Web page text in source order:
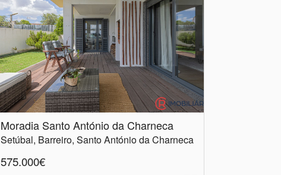
Moradia Santo António da Charneca
Setúbal, Barreiro, Santo António da Charneca
575.000€